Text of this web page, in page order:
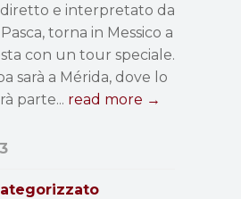
diretto e interpretato da
torna in Messico a
con un tour speciale.
sarà a Mérida, dove lo
parte... read more →